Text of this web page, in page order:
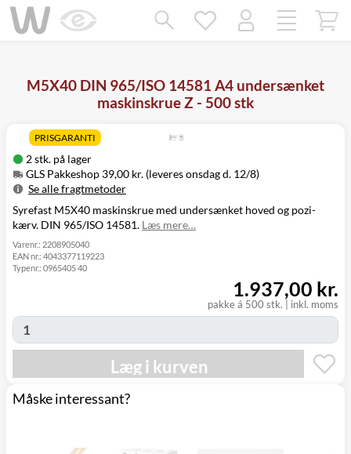
M5X40 DIN 965/ISO 14581 A4 undersænket
maskinskrue Z - 500 stk
PRISGARANTI
2 stk. på lager
GLS Pakkeshop 39,00 kr. (leveres onsdag d. 12/8)
Se alle fragtmetoder
Metode
Pris
Leveres
GLS Pakkeshop
39,00 kr.
Onsdag d. 12/8
GLS
Hjemmelevering
GLS Erhverv
Tirsdag d. 11/8
Svenstrup
(9230)
0,00 kr. Tirsdag d. 11/8
Syrefast M5X40 maskinskrue med undersænket hoved og pozi-
kærv. DIN 965/ISO 14581. Læs mere…
Varenr.: 2208905040
EAN nr.: 4043377119223
Typenr.: 0965405 40
pakke á 500 stk. inkl. moms
1.937,00 kr.
Læg i kurven
Måske interessant?
Mangler chatten?
Ret samtykke!